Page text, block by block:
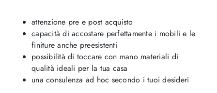
attenzione pre e post acquisto
capacità di accostare perfettamente i mobili e le
finiture anche preesistenti
possibilità di toccare con mano materiali di
qualità ideali per la tua casa
una consulenza ad hoc secondo i tuoi desideri